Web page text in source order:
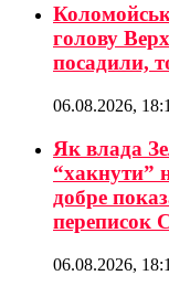
голову
посадили,
06.08.2026,
Як влада
“хакнути”
добре
переписок
06.08.2026,